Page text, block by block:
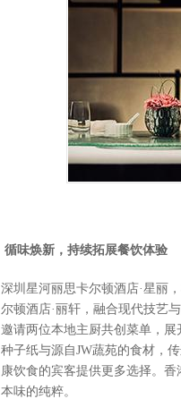
循味焕新， 持续拓展餐饮体验
深圳星河丽思卡尔顿酒店·星丽
尔顿酒店·丽轩，融合现代技艺
邀请两位本地主厨共创菜单，
种子纸与源自JW蔬苑的食材，
康饮食的宾客提供更多选择。
本味的纯粹。